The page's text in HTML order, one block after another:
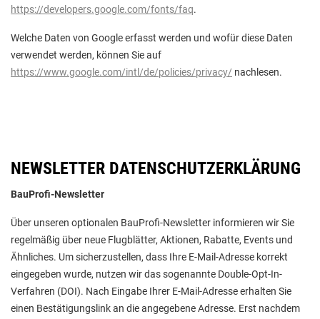
https://developers.google.com/fonts/faq.
Welche Daten von Google erfasst werden und wofür diese Daten
verwendet werden, können Sie auf
https://www.google.com/intl/de/policies/privacy/ nachlesen.
NEWSLETTER DATENSCHUTZERKLÄRUNG
BauProfi-Newsletter
Über unseren optionalen BauProfi-Newsletter informieren wir Sie
regelmäßig über neue Flugblätter, Aktionen, Rabatte, Events und
Ähnliches. Um sicherzustellen, dass Ihre E-Mail-Adresse korrekt
eingegeben wurde, nutzen wir das sogenannte Double-Opt-In-
Verfahren (DOI). Nach Eingabe Ihrer E-Mail-Adresse erhalten Sie
einen Bestätigungslink an die angegebene Adresse. Erst nachdem